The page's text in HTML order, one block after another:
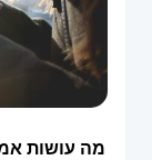
מה עושות